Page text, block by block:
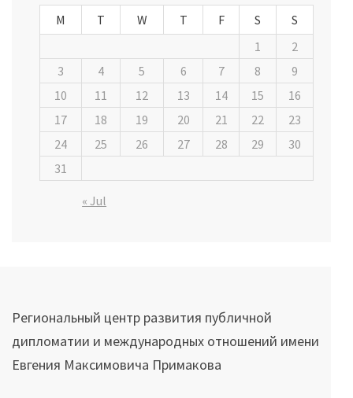
M T W T F S
S
1
2
3
4 5 6 7 8
9
10
11 12 13 14 15
16
17
18 19 20 21 22
23
24
25 26 27 28 29
30
31
« Jul
Региональный центр развития публичной
дипломатии и международных отношений имени
Евгения Максимовича Примакова